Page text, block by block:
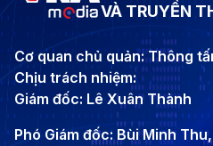
VÀ TRUYỀN
Cơ quan chủ quản: Thông
Chịu trách nhiệm:
Giám đốc: Lê Xuân Thành
Phó Giám đốc: Bùi Minh